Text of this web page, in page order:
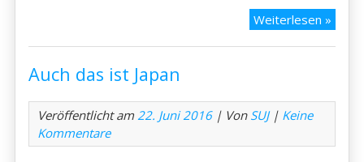
Weiterlesen »Auch
Auch das ist Japan
Veröffentlicht am 22. Juni 2016| Von SUJ| Keine
Kommentare